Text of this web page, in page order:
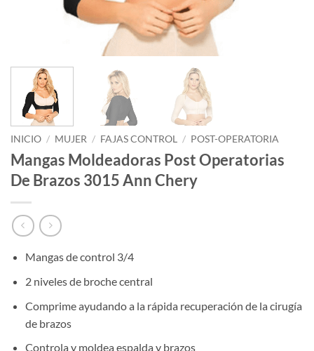
INICIO / MUJER / FAJAS CONTROL / POST-OPERATORIA
Mangas Moldeadoras Post Operatorias
De Brazos 3015 Ann Chery
Mangas de control 3/4
2 niveles de broche central
Comprime ayudando a la rápida recuperación de la cirugía
de brazos
Controla y moldea espalda y brazos